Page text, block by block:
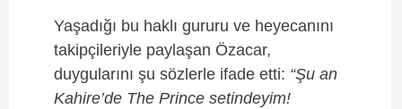
Yaşadığı bu haklı gururu ve heyecanını
takipçileriyle paylaşan Özacar,
duygularını şu sözlerle ifade etti: “Şu an
Kahire’de The Prince setindeyim!